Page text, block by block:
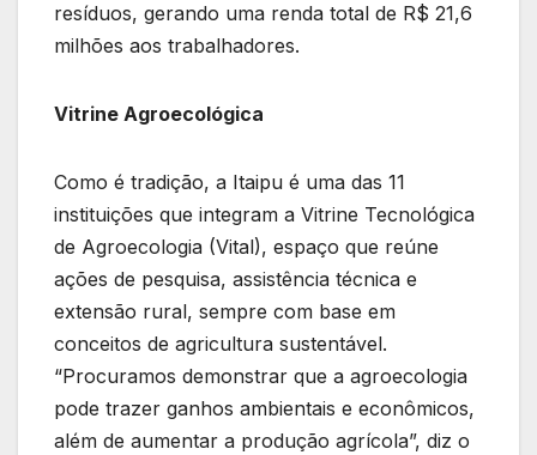
resíduos, gerando uma renda total de R$ 21,6
milhões aos trabalhadores.
Vitrine Agroecológica
Como é tradição, a Itaipu é uma das 11
instituições que integram a Vitrine Tecnológica
de Agroecologia (Vital), espaço que reúne
ações de pesquisa, assistência técnica e
extensão rural, sempre com base em
conceitos de agricultura sustentável.
“Procuramos demonstrar que a agroecologia
pode trazer ganhos ambientais e econômicos,
além de aumentar a produção agrícola”, diz o